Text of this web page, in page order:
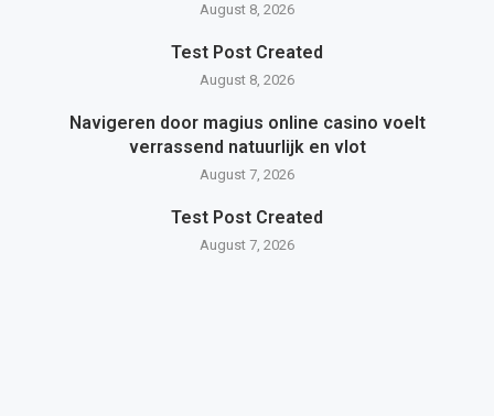
August 8, 2026
Test Post Created
August 8, 2026
Navigeren door magius online casino voelt
verrassend natuurlijk en vlot
August 7, 2026
Test Post Created
August 7, 2026